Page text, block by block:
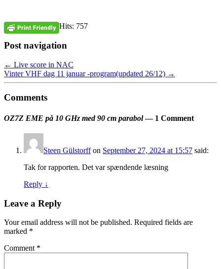
Hits: 757
Post navigation
← Live score in NAC
Vinter VHF dag 11 januar -program(updated 26/12) →
Comments
OZ7Z EME på 10 GHz med 90 cm parabol— 1 Comment
Steen Gülstorffon September 27, 2024 at 15:57 said:
Tak for rapporten. Det var spændende læsning
Reply ↓
Leave a Reply
Your email address will not be published. Required fields are
marked *
Comment *